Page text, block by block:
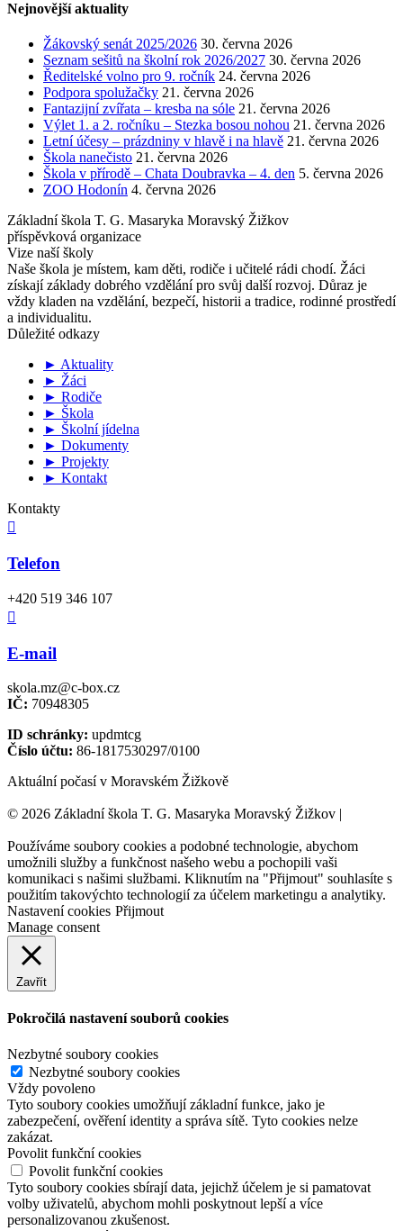
Nejnovější aktuality
Žákovský senát 2025/2026 30. června 2026
Seznam sešitů na školní rok 2026/2027 30. června 2026
Ředitelské volno pro 9. ročník 24. června 2026
Podpora spolužačky 21. června 2026
Fantazijní zvířata – kresba na sóle 21. června 2026
Výlet 1. a 2. ročníku – Stezka bosou nohou 21. června 2026
Letní účesy – prázdniny v hlavě i na hlavě 21. června 2026
Škola nanečisto 21. června 2026
Škola v přírodě – Chata Doubravka – 4. den 5. června 2026
ZOO Hodonín 4. června 2026
Základní škola T. G. Masaryka Moravský Žižkov
příspěvková organizace
Vize naší školy
Naše škola je místem, kam děti, rodiče i učitelé rádi chodí. Žáci
získají základy dobrého vzdělání pro svůj další rozvoj. Důraz je
vždy kladen na vzdělání, bezpečí, historii a tradice, rodinné prostředí
a individualitu.
Důležité odkazy
► Aktuality
► Žáci
► Rodiče
► Škola
► Školní jídelna
► Dokumenty
► Projekty
► Kontakt
Kontakty

Telefon
+420 519 346 107

E-mail
skola.mz@c-box.cz
IČ: 70948305
ID schránky: updmtcg
Číslo účtu: 86-1817530297/0100
Aktuální počasí v Moravském Žižkově
© 2026 Základní škola T. G. Masaryka Moravský Žižkov |
Používáme soubory cookies a podobné technologie, abychom
umožnili služby a funkčnost našeho webu a pochopili vaši
komunikaci s našimi službami. Kliknutím na "Přijmout" souhlasíte s
použitím takovýchto technologií za účelem marketingu a analytiky.
Nastavení cookies Přijmout
Manage consent
Zavřít
Pokročilá nastavení souborů cookies
Nezbytné soubory cookies
Nezbytné soubory cookies
Vždy povoleno
Tyto soubory cookies umožňují základní funkce, jako je
zabezpečení, ověření identity a správa sítě. Tyto cookies nelze
zakázat.
Povolit funkční cookies
Povolit funkční cookies
Tyto soubory cookies sbírají data, jejichž účelem je si pamatovat
volby uživatelů, abychom mohli poskytnout lepší a více
personalizovanou zkušenost.